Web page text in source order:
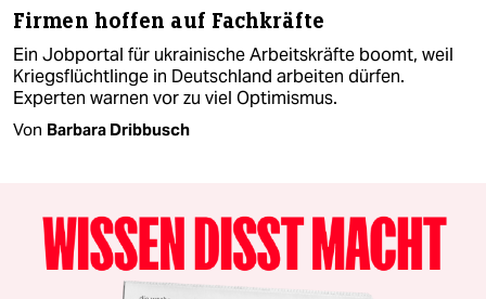
Firmen hoffen auf Fachkräfte
Ein Jobportal für ukrainische Arbeitskräfte boomt, weil
Kriegsflüchtlinge in Deutschland arbeiten dürfen.
Experten warnen vor zu viel Optimismus.
Von Barbara Dribbusch